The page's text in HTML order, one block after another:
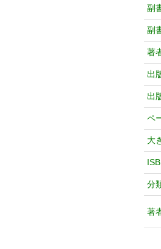
副
副
著
出
出
ペ
大
分
著